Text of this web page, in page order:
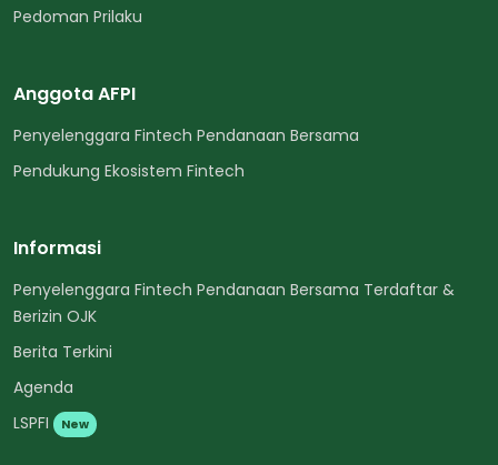
Pedoman Prilaku
Anggota AFPI
Penyelenggara Fintech Pendanaan Bersama
Pendukung Ekosistem Fintech
Informasi
Penyelenggara Fintech Pendanaan Bersama Terdaftar &
Berizin OJK
Berita Terkini
Agenda
LSPFI
New